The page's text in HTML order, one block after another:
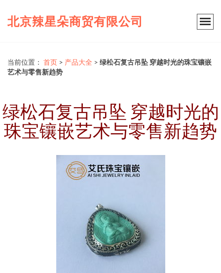
北京辣星朵商贸有限公司
当前位置： 首页 > 产品大全 > 绿松石复古吊坠 穿越时光的珠宝镶嵌
艺术与零售新趋势
绿松石复古吊坠 穿越时光的
珠宝镶嵌艺术与零售新趋势